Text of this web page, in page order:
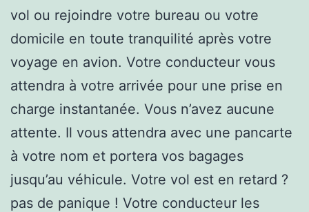
vol ou rejoindre votre bureau ou votre
domicile en toute tranquilité après votre
voyage en avion. Votre conducteur vous
attendra à votre arrivée pour une prise en
charge instantanée. Vous n’avez aucune
attente. Il vous attendra avec une pancarte
à votre nom et portera vos bagages
jusqu’au véhicule. Votre vol est en retard ?
pas de panique ! Votre conducteur les